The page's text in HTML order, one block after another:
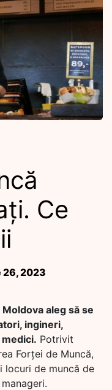
Ce
26, 2023
aleg să se
ingineri,
Potrivit
Forței de Muncă,
locuri de muncă de